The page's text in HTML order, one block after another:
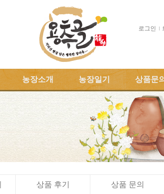
로그인
농장소개 농장일기 상품문
상품 후기 상품 문의